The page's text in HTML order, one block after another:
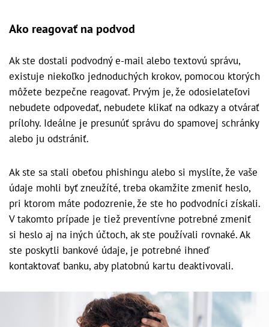
Ako reagovať na podvod
Ak ste dostali podvodný e-mail alebo textovú správu,
existuje niekoľko jednoduchých krokov, pomocou ktorých
môžete bezpečne reagovať. Prvým je, že odosielateľovi
nebudete odpovedať, nebudete klikať na odkazy a otvárať
prílohy. Ideálne je presunúť správu do spamovej schránky
alebo ju odstrániť.
Ak ste sa stali obeťou phishingu alebo si myslíte, že vaše
údaje mohli byť zneužíté, treba okamžite zmeniť heslo,
pri ktorom máte podozrenie, že ste ho podvodníci získali.
V takomto prípade je tiež preventívne potrebné zmeniť
si heslo aj na iných účtoch, ak ste používali rovnaké. Ak
ste poskytli bankové údaje, je potrebné ihneď
kontaktovať banku, aby platobnú kartu deaktivovali.